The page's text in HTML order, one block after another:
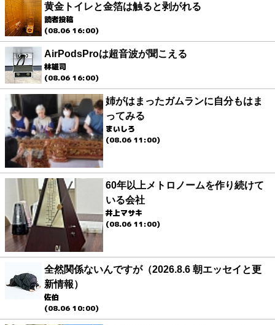
黄金トイレと金箔は触ると剥がれる
読者投稿
(08.06 16:00)
AirPodsProは超音波が聞こえる
林雄司
(08.06 16:00)
姉がはまったガムランに自分もはま
ってみる
まいしろ
(08.06 11:00)
60年以上メトロノームを作り続けて
いる会社
井上マサキ
(08.06 11:00)
全然関係ないんですが（2026.8.6 朝エッセイと更
新情報）
佐伯
(08.06 10:00)